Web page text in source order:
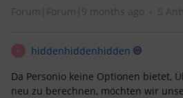
Forum|Forum|9 months ago 5
hiddenhiddenhidden
Da Personio keine Optionen bietet,
neu zu berechnen, möchten wir